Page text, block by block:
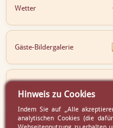
Wetter
Gäste-Bildergalerie
Newsletter
Hinweis zu Cookies
Indem Sie auf „Alle
analytischen Cookies (die